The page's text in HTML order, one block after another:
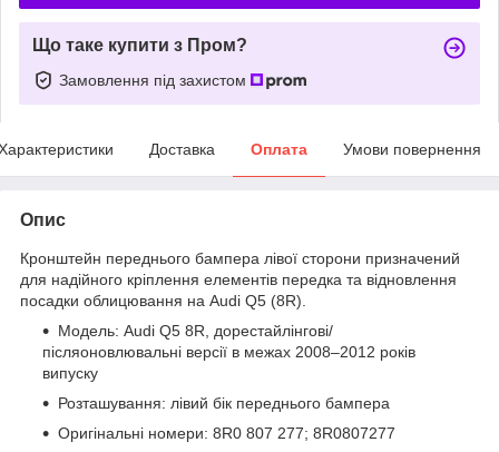
Що таке купити з Пром?
Замовлення під захистом
Доставка Оплата Умови повернення
Опис
Кронштейн переднього бампера лівої сторони призначений
для надійного кріплення елементів передка та відновлення
посадки облицювання на Audi Q5 (8R).
Модель: Audi Q5 8R, дорестайлінгові/
післяоновлювальні версії в межах 2008–2012 років
випуску
Розташування: лівий бік переднього бампера
Оригінальні номери: 8R0 807 277; 8R0807277